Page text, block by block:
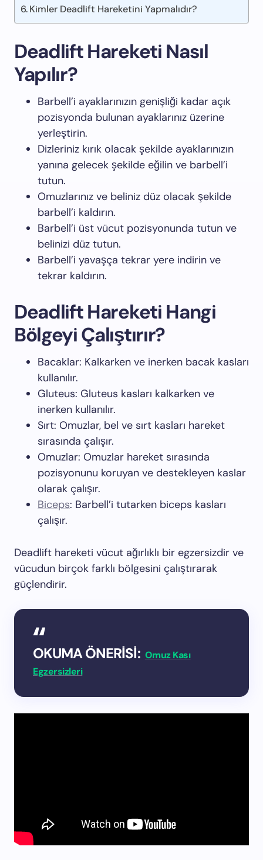
Kimler Deadlift Hareketini Yapmalıdır?
Deadlift Hareketi Nasıl
Yapılır?
Barbell’i ayaklarınızın genişliği kadar açık
pozisyonda bulunan ayaklarınız üzerine
yerleştirin.
Dizleriniz kırık olacak şekilde ayaklarınızın
yanına gelecek şekilde eğilin ve barbell’i
tutun.
Omuzlarınız ve beliniz düz olacak şekilde
barbell’i kaldırın.
Barbell’i üst vücut pozisyonunda tutun ve
belinizi düz tutun.
Barbell’i yavaşça tekrar yere indirin ve
tekrar kaldırın.
Deadlift Hareketi Hangi
Bölgeyi Çalıştırır?
Bacaklar: Kalkarken ve inerken bacak kasları
kullanılır.
Gluteus: Gluteus kasları kalkarken ve
inerken kullanılır.
Sırt: Omuzlar, bel ve sırt kasları hareket
sırasında çalışır.
Omuzlar: Omuzlar hareket sırasında
pozisyonunu koruyan ve destekleyen kaslar
olarak çalışır.
Biceps: Barbell’i tutarken biceps kasları
çalışır.
Deadlift hareketi vücut ağırlıklı bir egzersizdir ve
vücudun birçok farklı bölgesini çalıştırarak
güçlendirir.
OKUMA ÖNERİSİ: Omuz Kası
Egzersizleri